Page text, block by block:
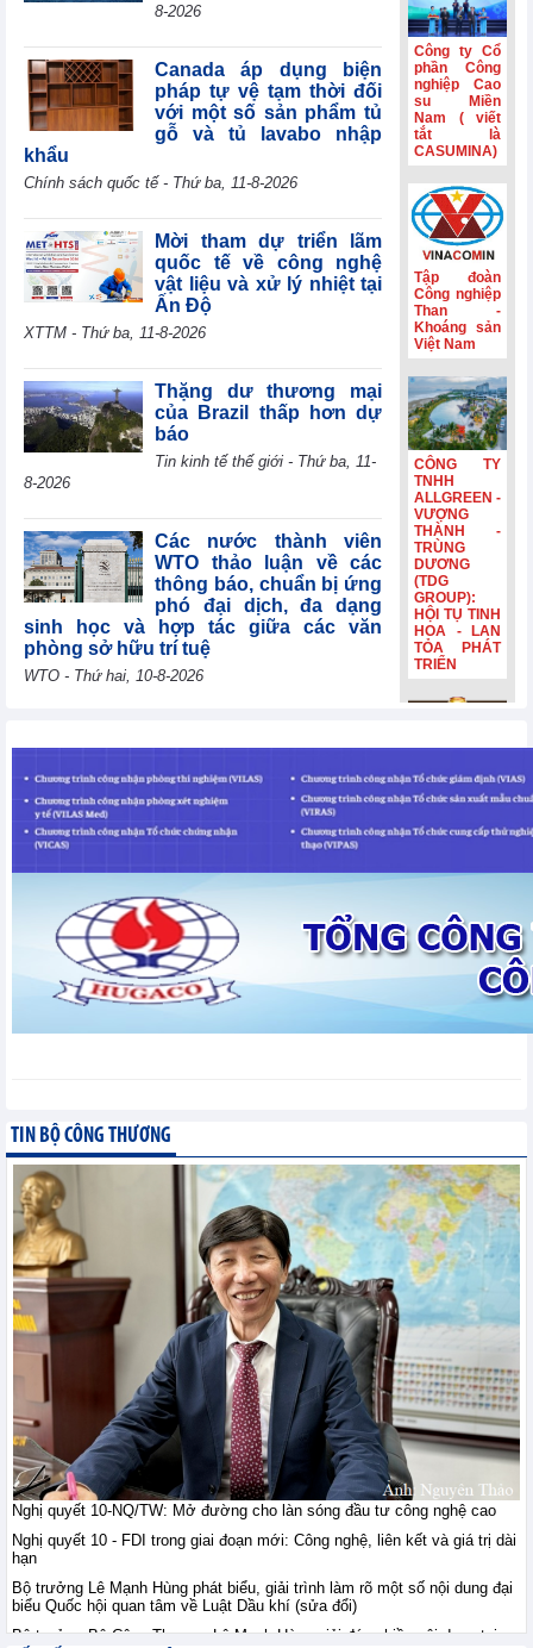
cho các nền kinh
tế mới nổi
Hành trình gắn
kết và nét đẹp
văn hóa Phân lân
Không còn lãi
lợi nhuận quý
II/2026 của HBC
giảm 55%
Lợi nhuận sau
thuế 6 tháng
giảm 82,9%,
dòng tiền âm
đồng
8-2026
Canada áp dụng biện
pháp tự vệ tạm thời đối
với một số sản phẩm tủ
gỗ và tủ lavabo nhập
khẩu
Chính sách quốc tế - Thứ ba, 11-8-2026
Mời tham dự triển lãm
quốc tế về công nghệ
vật liệu và xử lý nhiệt tại
Ấn Độ
XTTM - Thứ ba, 11-8-2026
Thặng dư thương mại
của Brazil thấp hơn dự
báo
Tin kinh tế thế giới - Thứ ba, 11-
8-2026
Các nước thành viên
WTO thảo luận về các
thông báo, chuẩn bị ứng
phó đại dịch, đa dạng
sinh học và hợp tác giữa các văn
phòng sở hữu trí tuệ
WTO - Thứ hai, 10-8-2026
WTO năm 2026, cảm ơn
các nước thành viên vì
sự hợp tác liên tục
WTO - Thứ hai, 10-8-2026
Lithuania đóng góp
30.000 EUR để giúp các
nền kinh tế đang phát
triển và các nước kém
phát triển nhất nâng cao năng lực
thương mại
WTO - Thứ hai, 10-8-2026
định sau khi vượt đỉnh
bảy tuần, đồng duy trì
trên 14.000 USD, quặng sắt giằng co
trước lo ngại nguồn cung
Tin hàng hoá thế giới - Thứ hai, 10-8-2026
Thị trường nông sản thế
giới ngày 10/8: Lúa mì
tăng do rủi ro Biển Đen;
ngô, đậu tương tăng
nhẹ; đường tăng mạnh
Tin hàng hoá thế giới - Thứ hai, 10-8-2026
Tham gia sâu thị trường
công nghiệp chế tạo Hà
Lan: Doanh nghiệp Việt
Hội nhập - Thứ hai, 10-8-2026
Việt Nam - Australia: Mở
chương hợp tác mới
Công ty Cổ
phần Công
nghiệp Cao
su Miền
Nam ( viết
tắt là
CASUMINA)
Tập đoàn
Công nghiệp
Than -
Khoáng sản
Việt Nam
CÔNG TY
TNHH
ALLGREEN -
VƯỢNG
THÀNH -
TRÙNG
DƯƠNG
(TDG
GROUP):
HỘI TỤ TINH
HOA - LAN
TỎA PHÁT
TRIỂN
Bia Hà Nội
diện, tiếp
nối hành
hơn 132
diện, tiếp
trình lịch sử
hơn 132
năm
TIN BỘ CÔNG THƯƠNG
Nghị quyết 10-NQ/TW: Mở đường cho làn sóng đầu tư công nghệ cao
Nghị quyết 10 - FDI trong giai đoạn mới: Công nghệ, liên kết và giá trị dài
hạn
Bộ trưởng Lê Mạnh Hùng phát biểu, giải trình làm rõ một số nội dung đại
biểu Quốc hội quan tâm về Luật Dầu khí (sửa đổi)
Bộ trưởng Bộ Công Thương Lê Mạnh Hùng giải đáp nhiều nội dung tại